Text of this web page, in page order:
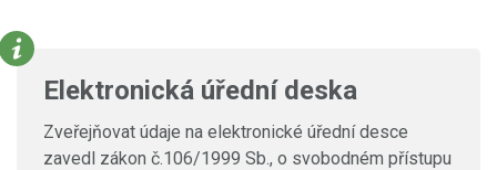
Elektronická úřední deska
Zveřejňovat údaje na elektronické úřední desce
zavedl zákon č.106/1999 Sb., o svobodném přístupu